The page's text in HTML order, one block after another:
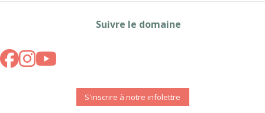
Suivre le domaine
S'inscrire à notre infolettre